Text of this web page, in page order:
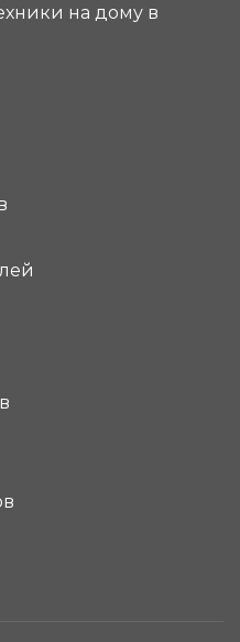
на дому в